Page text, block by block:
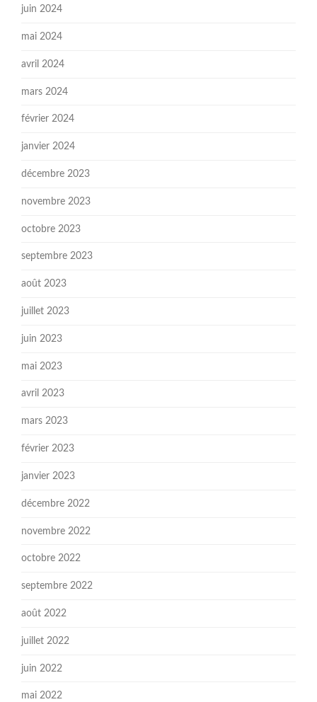
juin 2024
mai 2024
avril 2024
mars 2024
février 2024
janvier 2024
décembre 2023
novembre 2023
octobre 2023
septembre 2023
août 2023
juillet 2023
juin 2023
mai 2023
avril 2023
mars 2023
février 2023
janvier 2023
décembre 2022
novembre 2022
octobre 2022
septembre 2022
août 2022
juillet 2022
juin 2022
mai 2022